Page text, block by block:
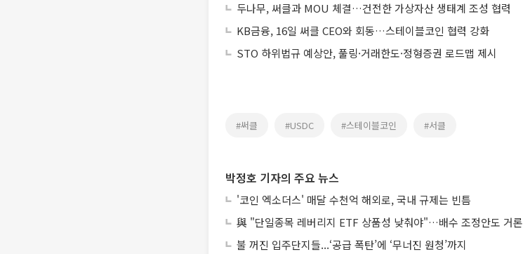
두나무, 써클과 MOU 체결…건전한 가상자산 생태계 조성 협력
KB금융, 16일 써클 CEO와 회동…스테이블코인 협력 강화
STO 하위법규 예상안, 풀링·거래한도·정형증권 로드맵 제시
#써클 #USDC #스테이블코인 #서클
박정호 기자의 주요 뉴스
'코인 엑소더스' 매달 수천억 해외로, 국내 규제는 빈틈
與 "단일종목 레버리지 ETF 상품성 낮춰야"…배수 조정안도 거론
불 꺼진 입주단지들...‘공급 폭탄’에 ‘무너진 원청’까지